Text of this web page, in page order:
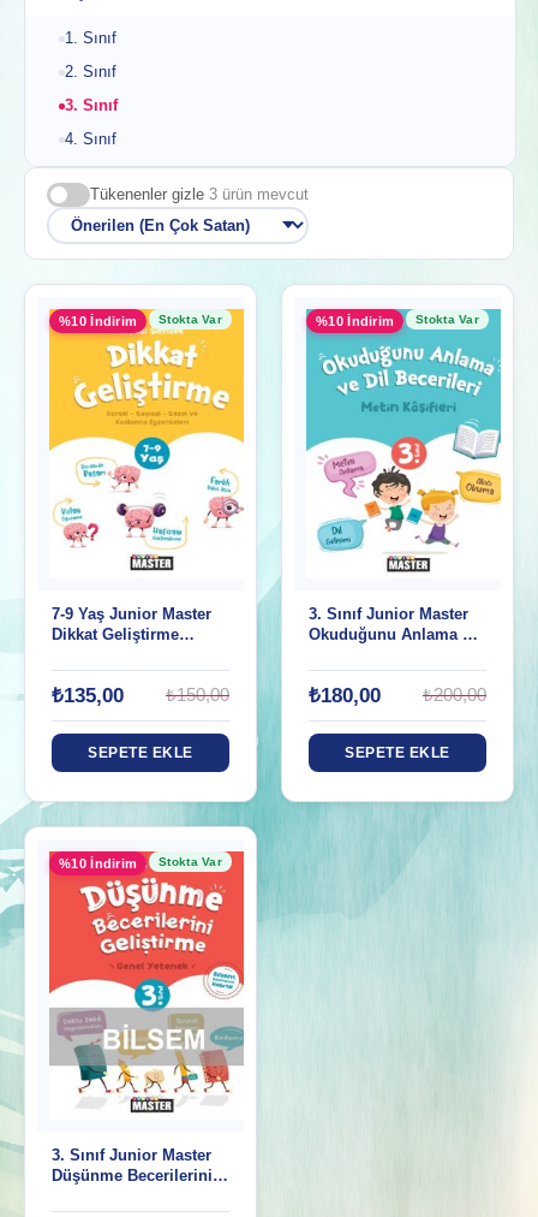
1. Sınıf
2. Sınıf
3. Sınıf
4. Sınıf
Tükenenler gizle 3 ürün mevcut
%10 İndirim Stokta Var
7-9 Yaş Junior Master
Dikkat Geliştirme
₺135,00 ₺150,00
SEPETE EKLE
%10 İndirim Stokta Var
3. Sınıf Junior Master
Okuduğunu Anlama Ve
Kâşifleri
₺180,00 ₺200,00
SEPETE EKLE
%10 İndirim Stokta Var
3. Sınıf Junior Master
Düşünme Becerilerini